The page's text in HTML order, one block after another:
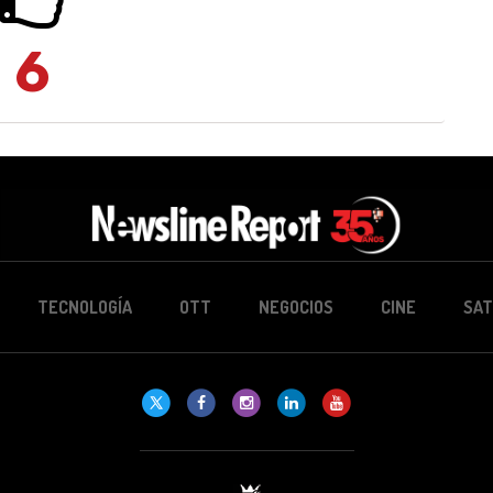
6
TECNOLOGÍA OTT NEGOCIOS CINE